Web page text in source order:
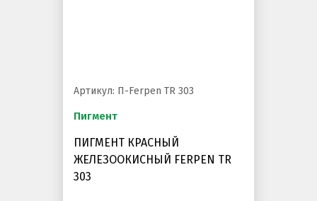
Артикул: П-Ferpen TR 303
Пигмент
ПИГМЕНТ КРАСНЫЙ
ЖЕЛЕЗООКИСНЫЙ FERPEN TR
303